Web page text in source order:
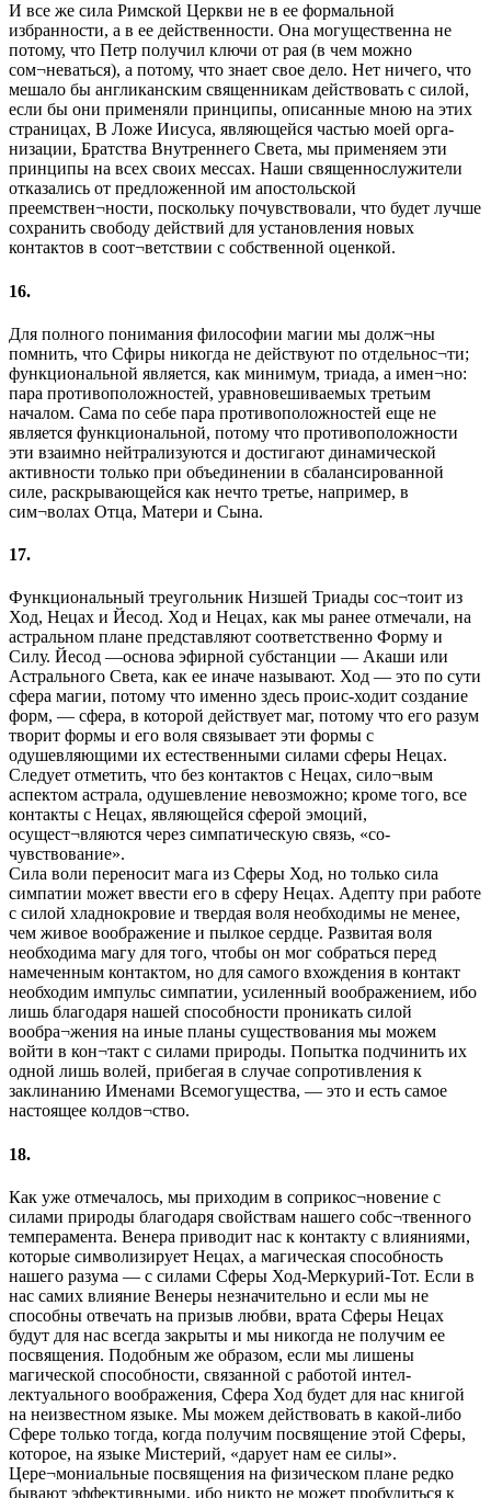
И все же сила Римской Церкви не в ее формальной
избранности, а в ее действенности. Она могущественна не
потому, что Петр получил ключи от рая (в чем можно
сом¬неваться), а потому, что знает свое дело. Нет ничего, что
мешало бы англиканским священникам действовать с силой,
если бы они применяли принципы, описанные мною на этих
страницах, В Ложе Иисуса, являющейся частью моей орга-
низации, Братства Внутреннего Света, мы применяем эти
принципы на всех своих мессах. Наши священнослужители
отказались от предложенной им апостольской
преемствен¬ности, поскольку почувствовали, что будет лучше
сохранить свободу действий для установления новых
контактов в соот¬ветствии с собственной оценкой.
16.
Для полного понимания философии магии мы долж¬ны
помнить, что Сфиры никогда не действуют по отдельнос¬ти;
функциональной является, как минимум, триада, а имен¬но:
пара противоположностей, уравновешиваемых третьим
началом. Сама по себе пара противоположностей еще не
является функциональной, потому что противоположности
эти взаимно нейтрализуются и достигают динамической
активности только при объединении в сбалансированной
силе, раскрывающейся как нечто третье, например, в
сим¬волах Отца, Матери и Сына.
17.
Функциональный треугольник Низшей Триады сос¬тоит из
Ход, Нецах и Йесод. Ход и Нецах, как мы ранее отмечали, на
астральном плане представляют соответственно Форму и
Силу. Йесод —основа эфирной субстанции — Акаши или
Астрального Света, как ее иначе называют. Ход — это по сути
сфера магии, потому что именно здесь проис-ходит создание
форм, — сфера, в которой действует маг, потому что его разум
творит формы и его воля связывает эти формы с
одушевляющими их естественными силами сферы Нецах.
Следует отметить, что без контактов с Нецах, сило¬вым
аспектом астрала, одушевление невозможно; кроме того, все
контакты с Нецах, являющейся сферой эмоций,
осущест¬вляются через симпатическую связь, «со-
чувствование».
Сила воли переносит мага из Сферы Ход, но только сила
симпатии может ввести его в сферу Нецах. Адепту при работе
с силой хладнокровие и твердая воля необходимы не менее,
чем живое воображение и пылкое сердце. Развитая воля
необходима магу для того, чтобы он мог собраться перед
намеченным контактом, но для самого вхождения в контакт
необходим импульс симпатии, усиленный воображением, ибо
лишь благодаря нашей способности проникать силой
вообра¬жения на иные планы существования мы можем
войти в кон¬такт с силами природы. Попытка подчинить их
одной лишь волей, прибегая в случае сопротивления к
заклинанию Именами Всемогущества, — это и есть самое
настоящее колдов¬ство.
18.
Как уже отмечалось, мы приходим в соприкос¬новение с
силами природы благодаря свойствам нашего собс¬твенного
темперамента. Венера приводит нас к контакту с влияниями,
которые символизирует Нецах, а магическая способность
нашего разума — с силами Сферы Ход-Меркурий-Тот. Если в
нас самих влияние Венеры незначительно и если мы не
способны отвечать на призыв любви, врата Сферы Нецах
будут для нас всегда закрыты и мы никогда не получим ее
посвящения. Подобным же образом, если мы лишены
магической способности, связанной с работой интел-
лектуального воображения, Сфера Ход будет для нас книгой
на неизвестном языке. Мы можем действовать в какой-либо
Сфере только тогда, когда получим посвящение этой Сферы,
которое, на языке Мистерий, «дарует нам ее силы».
Цере¬мониальные посвящения на физическом плане редко
бывают эффективными, ибо никто не может пробудиться к